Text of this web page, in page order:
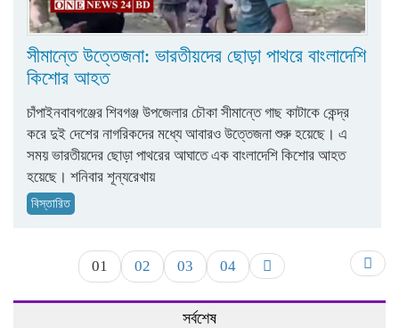
সীমান্তে উত্তেজনা: ভারতীয়দের ছোড়া পাথরে বাংলাদেশি
কিশোর আহত
চাঁপাইনবাবগঞ্জের শিবগঞ্জ উপজেলার চৌকা সীমান্তে গাছ কাটাকে কেন্দ্র
করে দুই দেশের নাগরিকদের মধ্যে আবারও উত্তেজনা শুরু হয়েছে। এ
সময় ভারতীয়দের ছোড়া পাথরের আঘাতে এক বাংলাদেশি কিশোর আহত
হয়েছে। শনিবার শূন্যরেখায়
বিস্তারিত
01 02 03 04
সর্বশেষ